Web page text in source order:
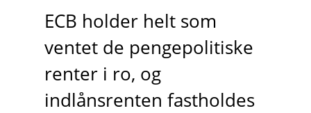
ECB holder helt som
ventet de pengepolitiske
renter i ro, og
indlånsrenten fastholdes